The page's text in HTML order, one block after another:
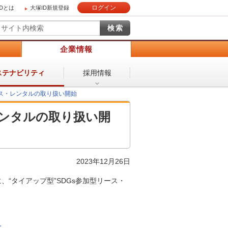
とは 大塚ID新規登録 ログイン
企業情報
テナビリティ 採用情報
・レンタルの取り扱い開始
タルの取り扱い開
2023年12月26日
“タイアップ型”SDGs参加型リース・